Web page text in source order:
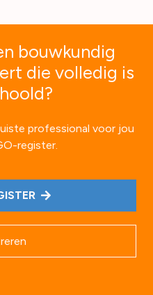
bouwkundig
die volledig is
professional voor jou
register.